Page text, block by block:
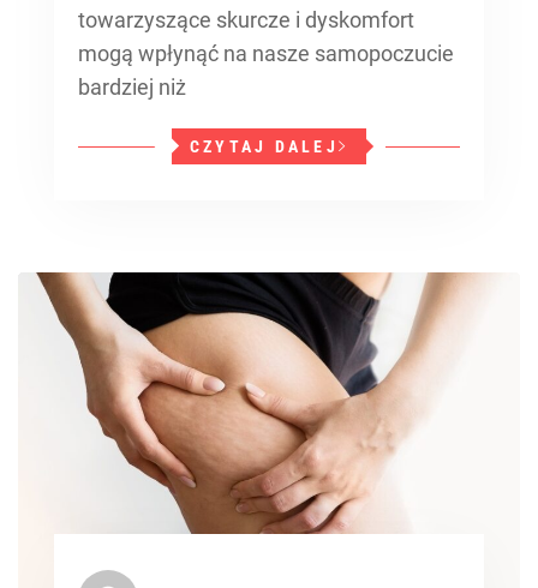
towarzyszące skurcze i dyskomfort
mogą wpłynąć na nasze samopoczucie
bardziej niż
CZYTAJ DALEJ